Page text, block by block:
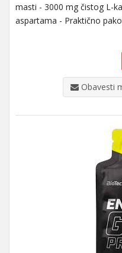
masti - 3000 mg čistog L-
aspartama - Praktično
Obavesti